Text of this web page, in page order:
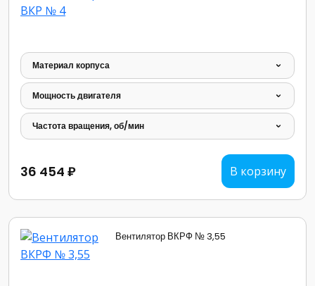
Материал корпуса
Мощность двигателя
Частота вращения, об/мин
36 454 ₽ В корзину
Вентилятор ВКРФ № 3,55